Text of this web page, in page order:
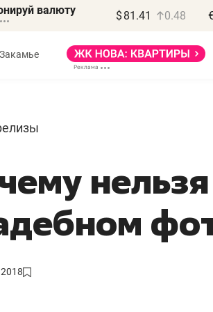
валюту $ 81.41 0.48
Закамье
Василь Мазитов
МАРТ
«Не зная местных